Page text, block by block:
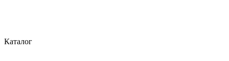
Каталог